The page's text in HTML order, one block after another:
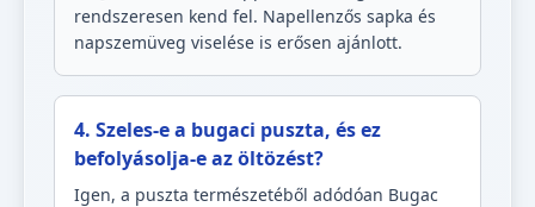
rendszeresen kend fel. Napellenzős sapka és
napszemüveg viselése is erősen ajánlott.
4. Szeles-e a bugaci puszta, és ez
befolyásolja-e az öltözést?
Igen, a puszta természetéből adódóan Bugac